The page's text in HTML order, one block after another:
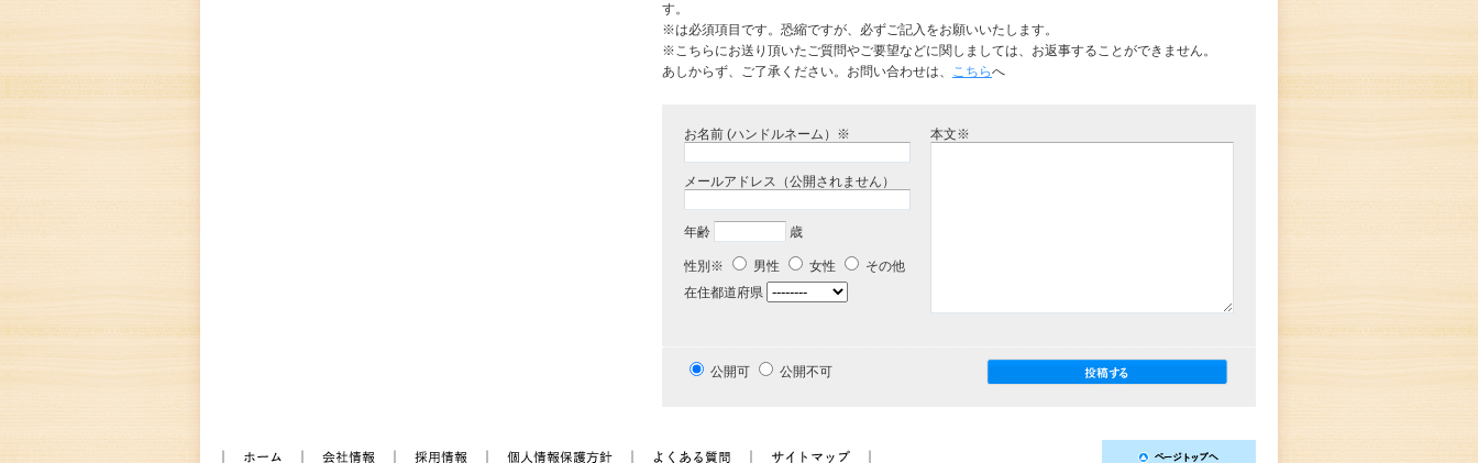
す。
※は必須項目です。恐縮ですが、必ずご記入をお願いいたします。
※こちらにお送り頂いたご質問やご要望などに関しましては、お返事することができません。
あしからず、ご了承ください。お問い合わせは、 こちらへ
お名前 (ハンドルネーム）※
メールアドレス（公開されません）
年齢 歳
性別※ 男性 女性
その他
在住都道府県
本文※
公開可 公開不可